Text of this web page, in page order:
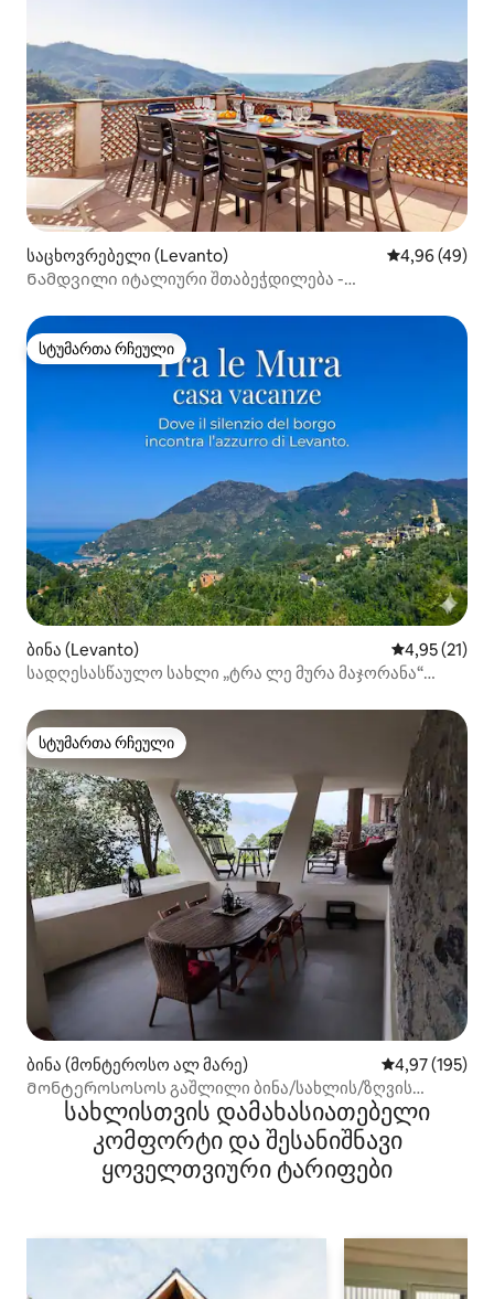
საცხოვრებელი (Levanto) საშუალო
4,96 (49)
Ნამდვილი იტალიური შთაბეჭდილება -
სტუმართა რჩეული
სტუმართა რჩეული
ბინა (Levanto) საშუალო
4,95 (21)
სადღესასწაულო სახლი „ტრა ლე მურა მაჯორანა“
სტუმართა რჩეული
სტუმართა რჩეული
ბინა (მონტეროსო ალ მარე) საშუალო
4,97 (195)
Მონტეროსოსოს გაშლილი ბინა/სახლის/ზღვის
ხედებისახლისთვის დამახასიათებელი
კომფორტი და შესანიშნავი
ყოველთვიური ტარიფები